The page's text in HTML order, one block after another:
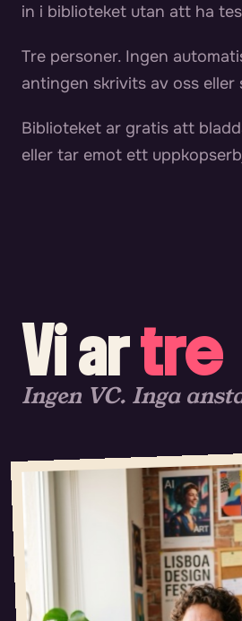
in i biblioteket utan att ha
Tre personer. Ingen
antingen skrivits av oss
Biblioteket ar gratis att
eller tar emot ett
Vi artre
Ingen VC. Inga